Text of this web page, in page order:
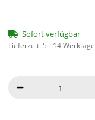
Sofort verfügbar
Lieferzeit: 5 - 14 Werktage